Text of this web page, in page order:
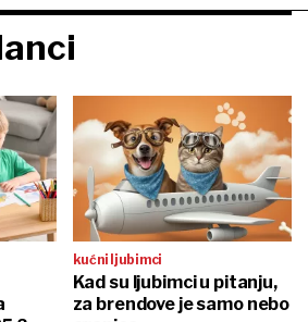
kućni ljubimci
Kad su ljubimci u pitanju,
za brendove je samo nebo